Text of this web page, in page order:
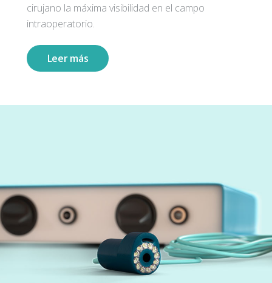
cirujano la máxima visibilidad en el campo
intraoperatorio.
Leer más